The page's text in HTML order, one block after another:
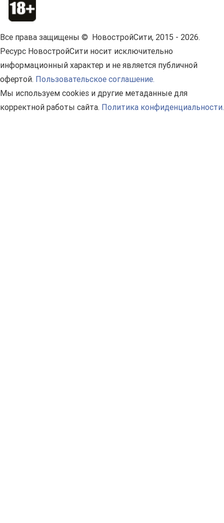
Все права защищены © НовостройСити, 2015 - 2026.
Ресурс НовостройСити носит исключительно
информационный характер и не является публичной
офертой. Пользовательское соглашение.
Мы используем cookies и другие метаданные для
корректной работы сайта. Политика конфиденциальности.